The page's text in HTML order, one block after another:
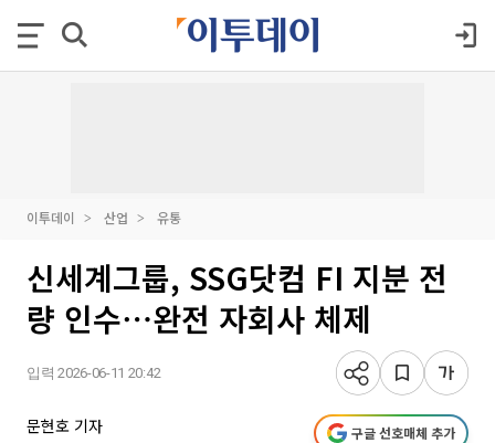
이투데이 산업 유통
신세계그룹, SSG닷컴 FI 지분 전
량 인수⋯완전 자회사 체제
입력 2026-06-11 20:42
문현호 기자 구글 선호매체 추가